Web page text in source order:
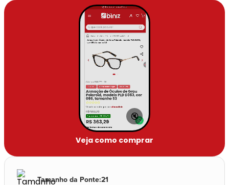
🔇
Veja como comprar
Tamanho da Ponte:21